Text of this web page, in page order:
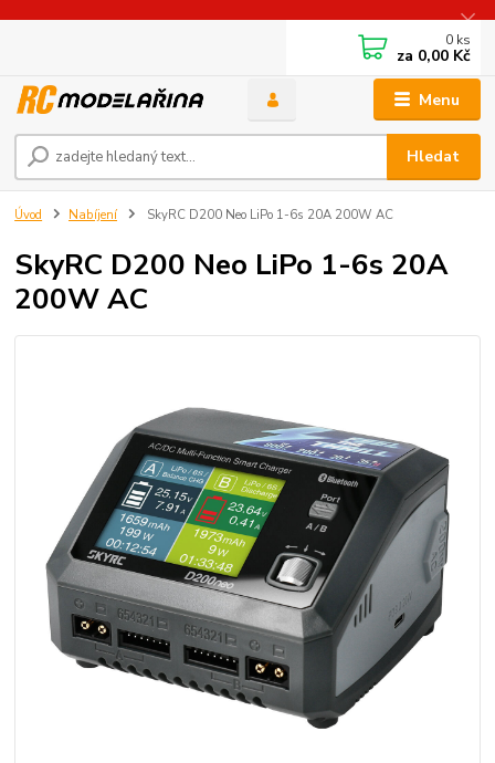
Menu
Hledat
0 ks
za 0,00 Kč
Úvod Nabíjení SkyRC D200 Neo LiPo 1-6s 20A 200W AC
SkyRC D200 Neo LiPo 1-6s 20A
200W AC